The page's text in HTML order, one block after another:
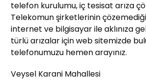
telefon kurulumu, iç tesisat arıza
Telekomun şirketlerinin çözemediği
internet ve bilgisayar ile aklınıza
türlü arızalar için web sitemizde
telefonumuzu hemen arayınız.
Veysel Karani Mahallesi